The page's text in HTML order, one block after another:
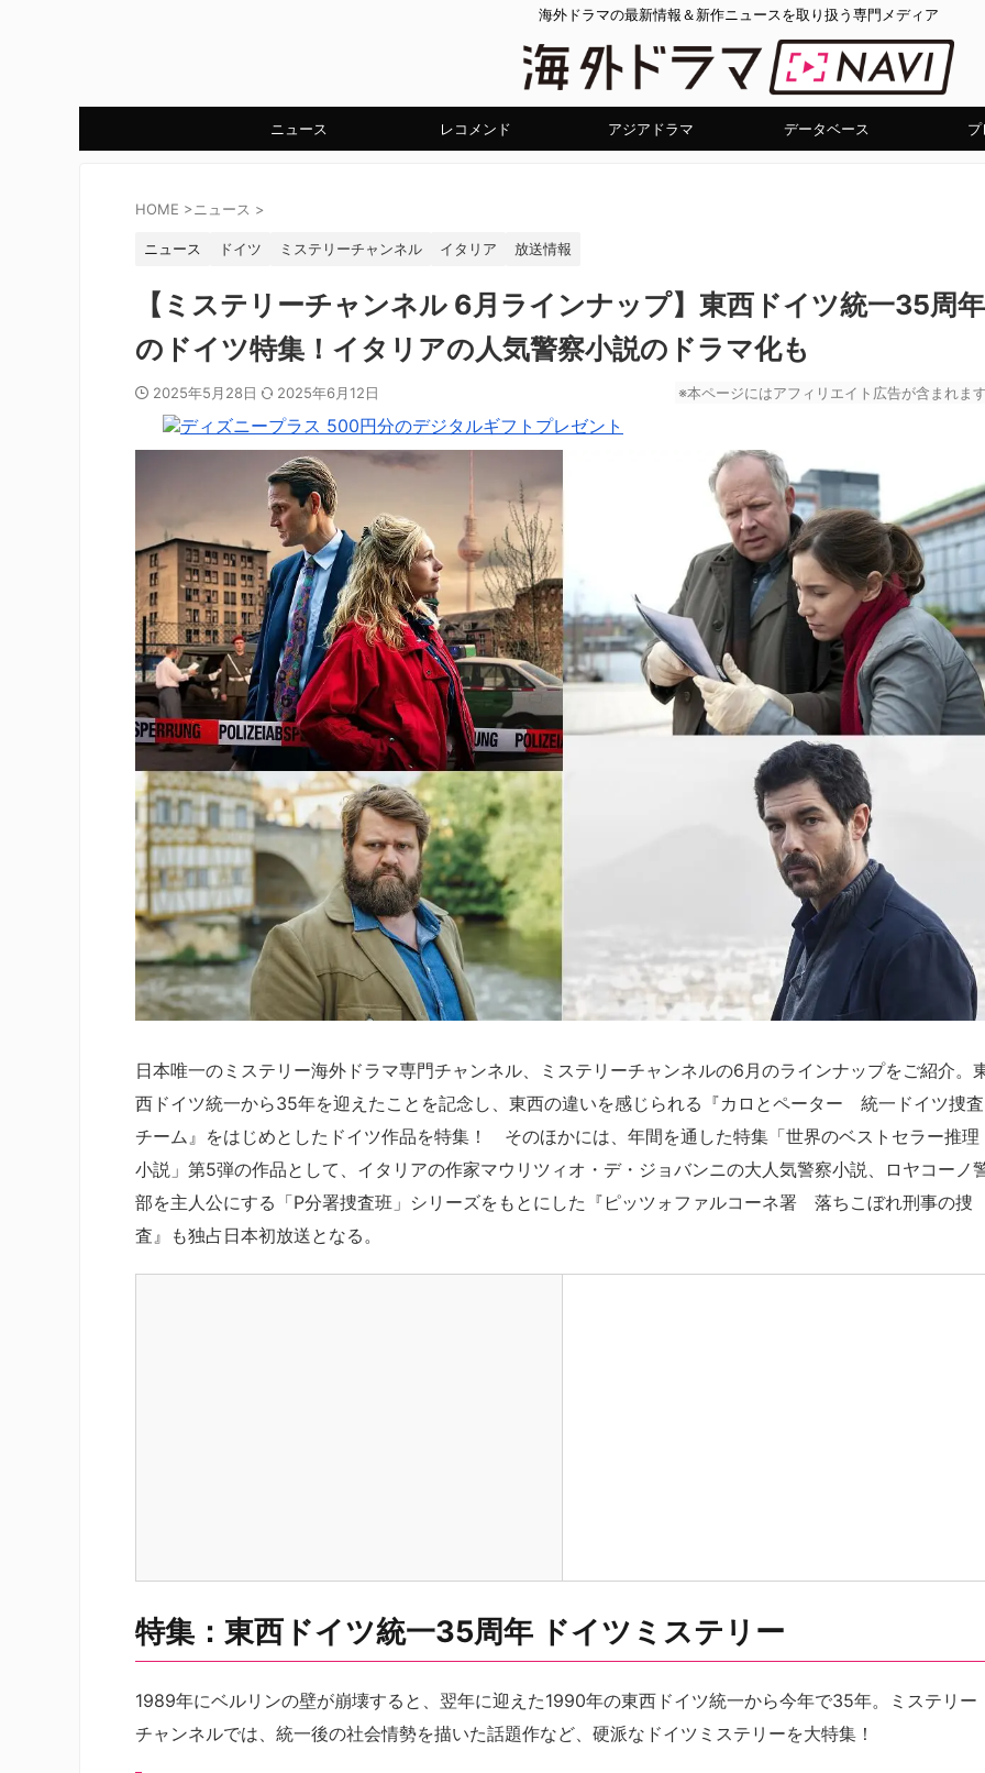
海外ドラマの最新情報＆新作ニュースを取り扱う専門メディア
ニュース レコメンド アジアドラマ データベース
HOME >ニュース >
ニュース ドイツ ミステリーチャンネル イタリア 放送情報
【ミステリーチャンネル 6月ラインナップ】東西ドイツ統一35周年
のドイツ特集！イタリアの人気警察小説のドラマ化も
2025年5月28日 2025年6月12日 ※本ページにはアフィリエイト広告が含まれま
日本唯一のミステリー海外ドラマ専門チャンネル、ミステリーチャンネルの6月のラインナップをご紹介。
西ドイツ統一から35年を迎えたことを記念し、東西の違いを感じられる『カロとペーター 統一ドイツ捜査
チーム』をはじめとしたドイツ作品を特集！ そのほかには、年間を通した特集「世界のベストセラー推理
小説」第5弾の作品として、イタリアの作家マウリツィオ・デ・ジョバンニの大人気警察小説、ロヤコーノ
部を主人公にする「P分署捜査班」シリーズをもとにした『ピッツォファルコーネ署 落ちこぼれ刑事の捜
査』も独占日本初放送となる。
特集：東西ドイツ統一35周年 ドイツミステリー
1989年にベルリンの壁が崩壊すると、翌年に迎えた1990年の東西ドイツ統一から今年で35年。ミステリー
チャンネルでは、統一後の社会情勢を描いた話題作など、硬派なドイツミステリーを大特集！